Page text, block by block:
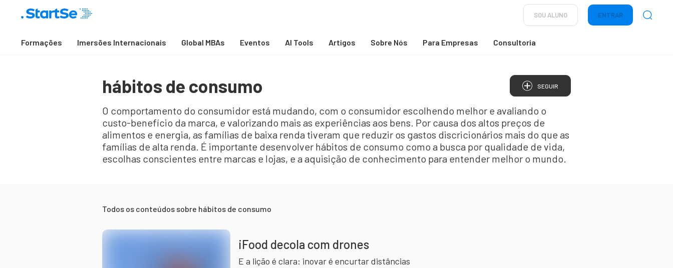
SOU ALUNO ENTRAR
Formações Imersões Internacionais Global MBAs Eventos AI Tools Artigos Sobre Nós Para Empresas Consultoria
hábitos de consumo SEGUIR
O comportamento do consumidor está mudando, com o consumidor escolhendo melhor e avaliando o
custo-benefício da marca, e valorizando mais as experiências aos bens. Por causa dos altos preços de
alimentos e energia, as famílias de baixa renda tiveram que reduzir os gastos discricionários mais do que as
famílias de alta renda. É importante desenvolver hábitos de consumo como a busca por qualidade de vida,
escolhas conscientes entre marcas e lojas, e a aquisição de conhecimento para entender melhor o mundo.
Todos os conteúdos sobre hábitos de consumo
iFood decola com drones
E a lição é clara: inovar é encurtar distâncias